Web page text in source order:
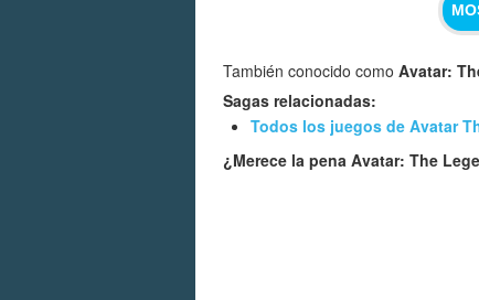
También conocido como Avatar:
Sagas relacionadas:
Todos los juegos de Avatar
¿Merece la pena Avatar: The